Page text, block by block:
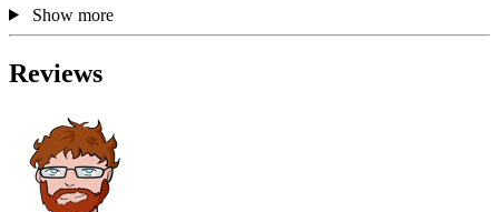
Show more
Reviews